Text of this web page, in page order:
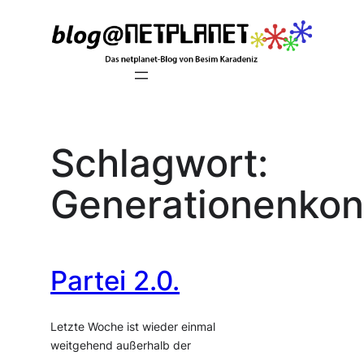
Schlagwort:
Partei 2.0.
Letzte Woche ist wieder einmal
weitgehend außerhalb der